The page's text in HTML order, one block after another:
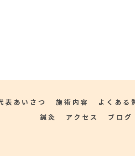
表あいさつ 施術内容 よくある
鍼灸
アクセス ブログ